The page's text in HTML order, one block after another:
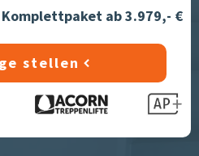
Komplettpaket ab 3.979,- €
stellen